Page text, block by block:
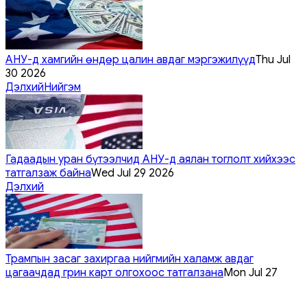
АНУ-д хамгийн өндөр цалин авдаг мэргэжилүүдThu Jul
30 2026
ДэлхийНийгэм
Гадаадын уран бүтээлчид АНУ-д аялан тоглолт хийхээс
татгалзаж байнаWed Jul 29 2026
Дэлхий
Трампын засаг захиргаа нийгмийн халамж авдаг
цагаачдад грин карт олгохоос татгалзанаMon Jul 27